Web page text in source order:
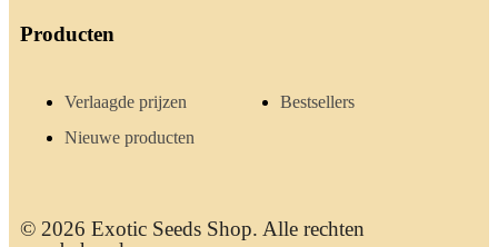
Producten
Verlaagde prijzen
Nieuwe producten
Bestsellers
© 2026 Exotic Seeds Shop. Alle rechten